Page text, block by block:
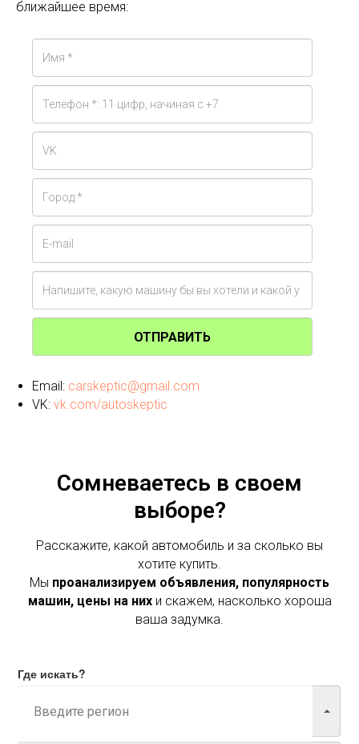
ближайшее время:
ОТПРАВИТЬ
Email: carskeptic@gmail.com
VK: vk.com/autoskeptic
Сомневаетесь в своем
выборе?
Расскажите, какой автомобиль и за сколько вы
хотите купить.
Мы проанализируем объявления, популярность
машин, цены на нихи скажем, насколько хороша
ваша задумка.
Где искать?